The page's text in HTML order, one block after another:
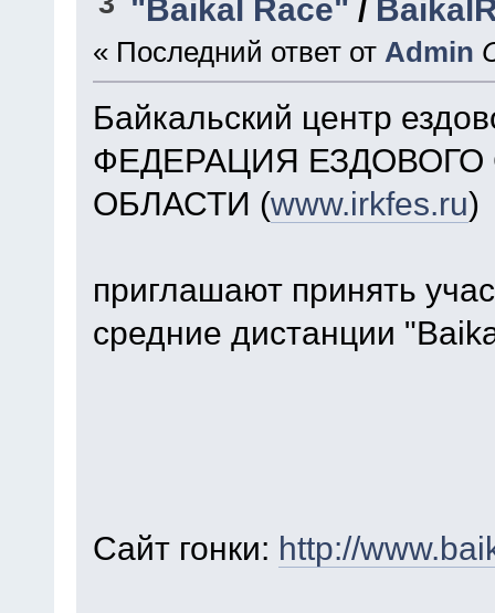
"Baikal Race" /
« Последний ответ от Admin
Байкальский центр
ФЕДЕРАЦИЯ
ОБЛАСТИ (www.irkfes.ru)
приглашают принять
средние дистанции
Сайт гонки: http://